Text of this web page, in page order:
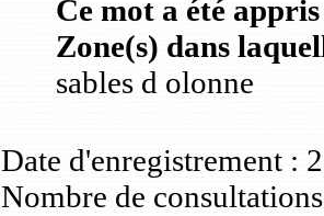
Ce mot a été
Zone(s) dans
sables d olonne
Date d'enregistrement :
Nombre de